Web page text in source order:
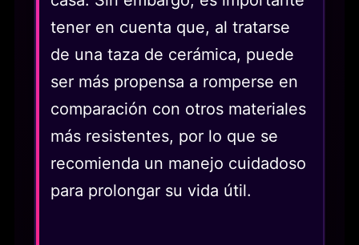
tener en cuenta que, al tratarse
de una taza de cerámica, puede
ser más propensa a romperse en
comparación con otros materiales
más resistentes, por lo que se
recomienda un manejo cuidadoso
para prolongar su vida útil.